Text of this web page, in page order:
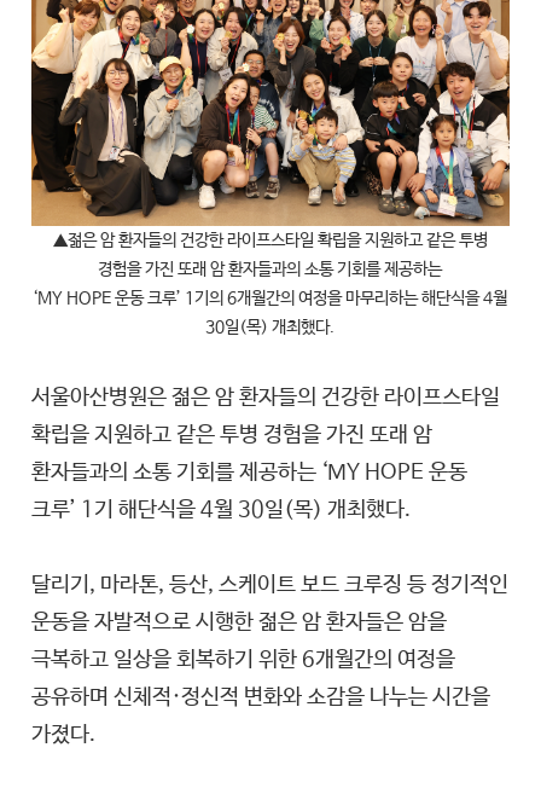
▲젊은 암 환자들의 건강한 라이프스타일 확립을 지원하고 같은 투병
경험을 가진 또래 암 환자들과의 소통 기회를 제공하는
‘MY HOPE 운동 크루’ 1기의 6개월간의 여정을 마무리하는 해단식을 4월
30일(목) 개최했다.
서울아산병원은 젊은 암 환자들의 건강한 라이프스타일
확립을 지원하고 같은 투병 경험을 가진 또래 암
환자들과의 소통 기회를 제공하는 ‘MY HOPE 운동
크루’ 1기 해단식을 4월 30일(목) 개최했다.
달리기, 마라톤, 등산, 스케이트 보드 크루징 등 정기적인
운동을 자발적으로 시행한 젊은 암 환자들은 암을
극복하고 일상을 회복하기 위한 6개월간의 여정을
공유하며 신체적·정신적 변화와 소감을 나누는 시간을
가졌다.